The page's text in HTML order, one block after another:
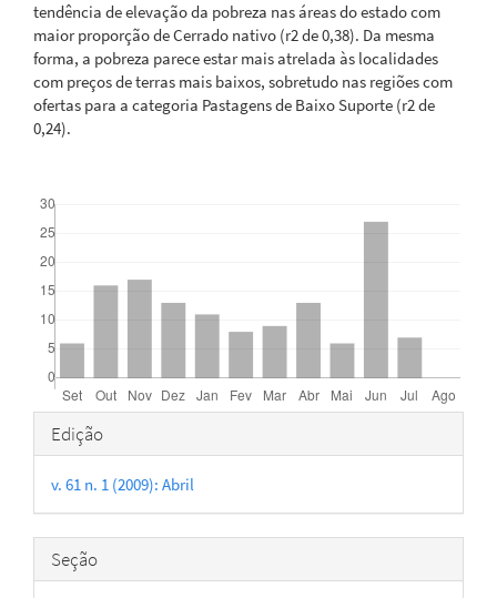
tendência de elevação da pobreza nas áreas do estado com
maior proporção de Cerrado nativo (r2 de 0,38). Da mesma
forma, a pobreza parece estar mais atrelada às localidades
com preços de terras mais baixos, sobretudo nas regiões com
ofertas para a categoria Pastagens de Baixo Suporte (r2 de
0,24).
Detalhes
do
artigo
Edição
v. 61 n. 1 (2009): Abril
Seção